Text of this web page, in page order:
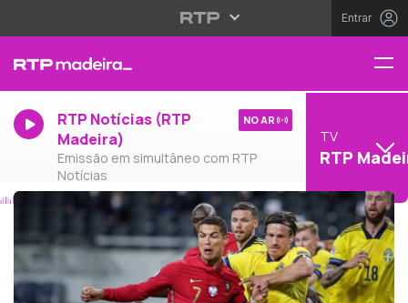
Entrar
RTP Notícias (RTP
Madeira)
Emissão em simultâneo com RTP
Notícias
NO AR
TV
RTP